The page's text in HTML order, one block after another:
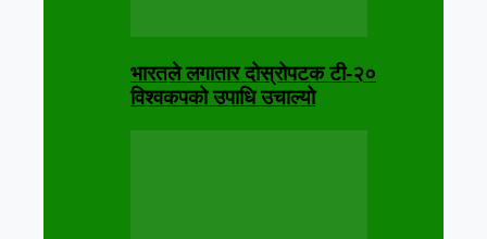
भारतले लगातार दोस्रोपटक टी-२०
विश्वकपको उपाधि उचाल्यो